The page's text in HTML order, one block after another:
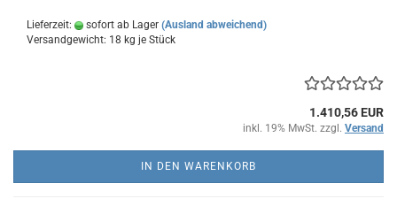
Lieferzeit: sofort ab Lager (Ausland abweichend)
Versandgewicht: 18 kg je Stück
1.410,56 EUR
inkl. 19% MwSt. zzgl. Versand
IN DEN WARENKORB